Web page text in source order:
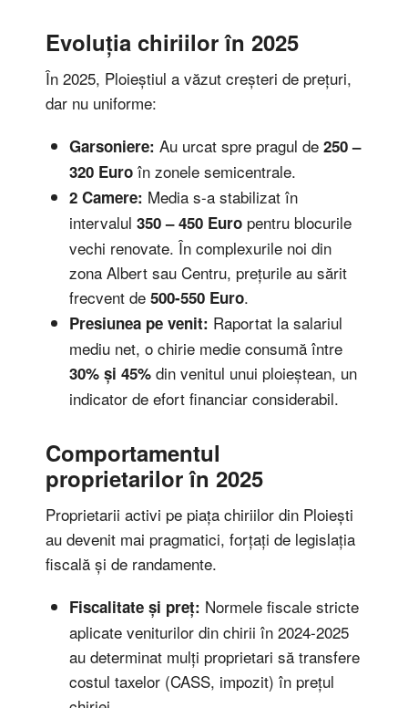
Evoluția chiriilor în 2025
În 2025, Ploieștiul a văzut creșteri de prețuri,
dar nu uniforme:
Garsoniere: Au urcat spre pragul de 250 –
320 Euroîn zonele semicentrale.
2 Camere: Media s-a stabilizat în
intervalul 350 – 450 Europentru blocurile
vechi renovate. În complexurile noi din
zona Albert sau Centru, prețurile au sărit
frecvent de 500-550 Euro.
Presiunea pe venit: Raportat la salariul
mediu net, o chirie medie consumă între
30% și 45%din venitul unui ploieștean, un
indicator de efort financiar considerabil.
Comportamentul
proprietarilor în 2025
Proprietarii activi pe piața chiriilor din Ploiești
au devenit mai pragmatici, forțați de legislația
fiscală și de randamente.
Fiscalitate și preț: Normele fiscale stricte
aplicate veniturilor din chirii în 2024-2025
au determinat mulți proprietari să transfere
costul taxelor (CASS, impozit) în prețul